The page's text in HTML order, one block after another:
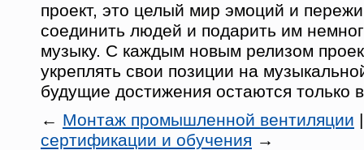
проект, это целый мир эмоций и
соединить людей и подарить им
музыку. С каждым новым релизом
укреплять свои позиции на
будущие достижения остаются только
← Монтаж промышленной вентиляции
сертификации и обучения →